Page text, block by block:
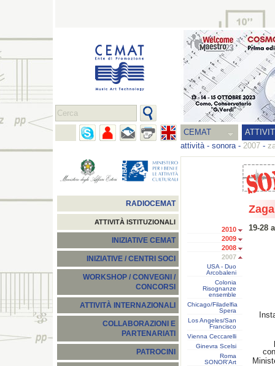
CEMAT
attività- sonora- 2007 -
RADIOCEMAT
ATTIVITÀ ISTITUZIONALI
INIZIATIVE CEMAT
INIZIATIVE / CENTRI SOCI
WORKSHOP / CONVEGNI /
CONCORSI
ATTIVITÀ INTERNAZIONALI
COLLABORAZIONI E
PARTENARIATI
PATROCINI
2010
2009
2008
2007
USA - Duo
Arcobaleni
Colonia
Risognanze
ensemble
Chicago/Filadelfia
Spera
Los Angeles/San
Francisco
Vienna Ceccarelli
Ginevra Scelsi
Roma
SONOR'Art
19-28